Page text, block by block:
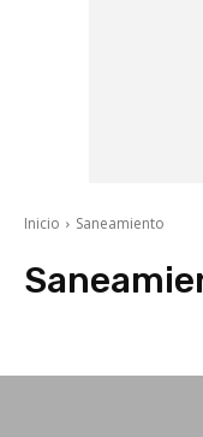
Inicio Saneamiento